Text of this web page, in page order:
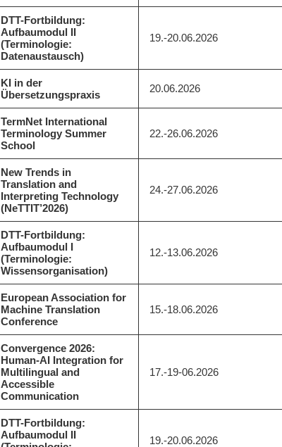
DTT-Fortbildung:
Aufbaumodul II
(Terminologie:
Datenaustausch)
19.-20.06.2026
KI in der
Übersetzungspraxis
20.06.2026
TermNet International
Terminology Summer
School
22.-26.06.2026
New Trends in
Translation and
Interpreting Technology
(NeTTIT’2026)
24.-27.06.2026
DTT-Fortbildung:
Aufbaumodul I
(Terminologie:
Wissensorganisation)
12.-13.06.2026
European Association for
Machine Translation
Conference
15.-18.06.2026
Convergence 2026:
Human-AI Integration for
Multilingual and
Accessible
Communication
17.-19-06.2026
DTT-Fortbildung:
Aufbaumodul II
19.-20.06.2026